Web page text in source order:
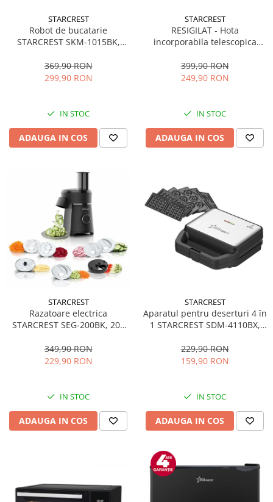
STARCREST
Robot de bucatarie
STARCREST SKM-1015BK,
Accesorii, 10 Viteze + Pulse,
Negru
369,90 RON
299,90 RON
IN STOC
ADAUGA IN COS
STARCREST
RESIGILAT - Hota
incorporabila telescopica
Putere de absorbtie 550 m3/h,
1 Motor, 2 Trepte putere, 60
399,90 RON
249,90 RON
IN STOC
ADAUGA IN COS
STARCREST
Razatoare electrica
STARCREST SEG-200BK, 200
349,90 RON
229,90 RON
IN STOC
ADAUGA IN COS
STARCREST
Aparatul pentru deserturi 4 în
1 STARCREST SDM-4110BX,
invelis ceramic pentru vafe,
nuci, gogosi si smile
229,90 RON
159,90 RON
IN STOC
ADAUGA IN COS